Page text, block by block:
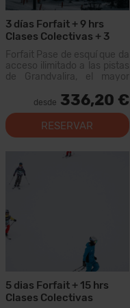
3 días Forfait + 9 hrs
Clases Colectivas + 3
Menús
Forfait Pase de esquí que da
acceso ilimitado a las pistas
de Grandvalira, el mayor
Pirineos. Con este forfait
podrás recorrer más de 200
km de pistas, con opciones
para todos los niveles,
desde 336,20 €
RESERVAR
5 dias Forfait + 15 hrs
Clases Colectivas